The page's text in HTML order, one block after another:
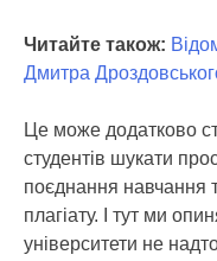
Читайте також:
Дмитра
Це може додатково
студентів шукати
поєднання навчання
плагіату. І тут ми
університети не